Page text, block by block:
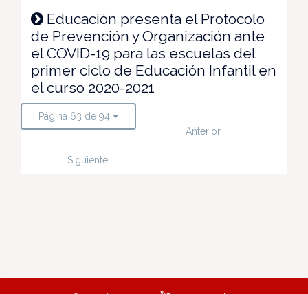
Educación presenta el Protocolo
de Prevención y Organización ante
el COVID-19 para las escuelas del
primer ciclo de Educación Infantil en
el curso 2020-2021
Página 63 de 94
Anterior
Siguiente